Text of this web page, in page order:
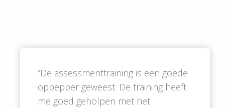
“De assessmenttraining is een goede
oppepper geweest. De training heeft
me goed geholpen met het